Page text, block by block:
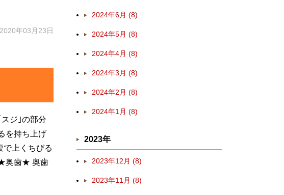
2020年03月23日
ジ｣の部分
を持ち上げ
で上くちびる
★奥歯★ 奥歯
2024年6月 (8)
2024年5月 (8)
2024年4月 (8)
2024年3月 (8)
2024年2月 (8)
2024年1月 (8)
2023年
2023年12月 (8)
2023年11月 (8)